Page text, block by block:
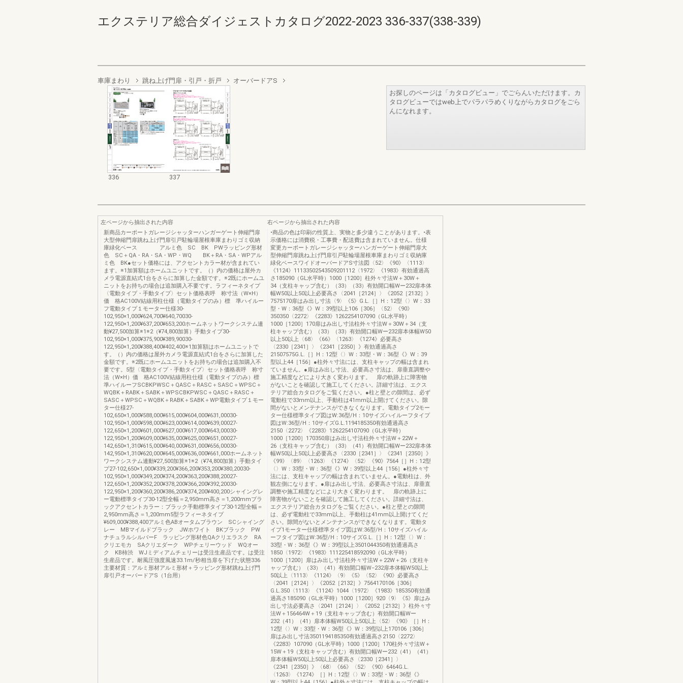
エクステリア総合ダイジェストカタログ2022-2023 336-337(338-339)
車庫まわり 跳ね上げ門扉・引戸・折戸 オーバードアS
336 337
お探しのページは「カタログビュー」でごらんいただけます。カ
タログビューではweb上でパラパラめくりながらカタログをごら
んになれます。
左ページから抽出された内容
新商品カーポートガレージシャッターハンガーゲート伸縮門扉
大型伸縮門扉跳ね上げ門扉引戸駐輪場屋根車庫まわりゴミ収納
庫緑化ベース アルミ色 SC BK PWラッピング形材
色 SC＋QA・RA・SA・WP・WQ BK＋RA・SA・WPアル
ミ色 BK●セット価格には、アクセントカラー材が含まれてい
ます。※1加算額はホームユニットです。（）内の価格は屋外カ
メラ電源直結式1台をさらに加算した金額です。※2既にホームユ
ニットをお持ちの場合は追加購入不要です。ラフィーネタイプ
〈電動タイプ・手動タイプ〉セット価格表呼 称寸法（W×H）
価 格AC100V結線用柱仕様（電動タイプのみ）標 準ハイルー
フ電動タイプ１モーター仕様30-
102,950×1,000¥624,700¥640,70030-
122,950×1,200¥637,200¥653,200ホームネットワークシステム連
動¥27,500加算※1※2（¥74,800加算）手動タイプ30-
102,950×1,000¥375,900¥389,90030-
122,950×1,200¥388,400¥402,400※1加算額はホームユニットで
す。（）内の価格は屋外カメラ電源直結式1台をさらに加算した
金額です。※2既にホームユニットをお持ちの場合は追加購入不
要です。5型〈電動タイプ・手動タイプ〉セット価格表呼 称寸
法（W×H）価 格AC100V結線用柱仕様（電動タイプのみ）標
準ハイルーフSCBKPWSC＋QASC＋RASC＋SASC＋WPSC＋
WQBK＋RABK＋SABK＋WPSCBKPWSC＋QASC＋RASC＋
SASC＋WPSC＋WQBK＋RABK＋SABK＋WP電動タイプ１モー
ター仕様27-
102,650×1,000¥588,000¥615,000¥604,000¥631,00030-
102,950×1,000¥598,000¥623,000¥614,000¥639,00027-
122,650×1,200¥601,000¥627,000¥617,000¥643,00030-
122,950×1,200¥609,000¥635,000¥625,000¥651,00027-
142,650×1,310¥615,000¥640,000¥631,000¥656,00030-
142,950×1,310¥620,000¥645,000¥636,000¥661,000ホームネット
ワークシステム連動¥27,500加算※1※2（¥74,800加算）手動タイ
プ27-102,650×1,000¥339,200¥366,200¥353,200¥380,20030-
102,950×1,000¥349,200¥374,200¥363,200¥388,20027-
122,650×1,200¥352,200¥378,200¥366,200¥392,20030-
122,950×1,200¥360,200¥386,200¥374,200¥400,200シャイングレ
ー電動標準タイプ30-12型全幅＝2,950mm高さ＝1,200mmブラ
ックアクセントカラー：ブラック手動標準タイプ30-12型全幅＝
2,950mm高さ＝1,200mm5型ラフィーネタイプ
¥609,000¥388,400アルミ色ABオータムブラウン SCシャイング
レー MBマイルドブラック JWホワイト BKブラック PW
ナチュラルシルバーF ラッピング形材色QAクリエラスク RA
クリエモカ SAクリエダーク WPチェリーウッド WQオー
ク KB柿渋 WJミディアムチェリーは受注生産品です。は受注
生産品です。耐風圧強度風速33.1m/秒相当扉を下げた状態336
主要材質：アルミ形材アルミ形材＋ラッピング形材跳ね上げ門
扉引戸オーバードアS（1台用）
右ページから抽出された内容
•商品の色は印刷の性質上、実物と多少違うことがあります。•表
示価格には消費税・工事費・配送費は含まれていません。仕様
変更カーポートガレージシャッターハンガーゲート伸縮門扉大
型伸縮門扉跳ね上げ門扉引戸駐輪場屋根車庫まわりゴミ収納庫
緑化ベースワイドオーバードアS寸法図〈52〉《90》〈1113〉
《1124》11133502543509201112〈1972〉《1983》有効通過高
さ185090（GL水平時）1000［1200］柱外々寸法W＋30W＋
34（支柱キャップ含む）（33）（33）有効開口幅Wー232扉本体
幅W50以上50以上必要高さ〈2041［2124］〉《2052［2132］》
7575170扉はみ出し寸法〈9〉《5》G.L.［］H：12型〈〉W：33
型・W：36型《》W：39型以上106［306］〈52〉《90》
350350〈2272〉《2283》1262254107090（GL水平時）
1000［1200］170扉はみ出し寸法柱外々寸法W＋30W＋34（支
柱キャップ含む）（33）（33）有効開口幅Wー232扉本体幅W50
以上50以上〈68〉《66》〈1263〉《1274》必要高さ
〈2330［2341］〉《2341［2350］》有効通過高さ
21507575G.L.［］H：12型〈〉W：33型・W：36型《》W：39
型以上44［156］●柱外々寸法には、支柱キャップの幅は含まれ
ていません。●扉はみ出し寸法、必要高さ寸法は、扉垂直調整や
施工精度などにより大きく変わります。 扉の軌跡上に障害物
がないことを確認して施工してください。詳細寸法は、エクス
テリア総合カタログをご覧ください。●柱と壁との隙間は、必ず
電動柱で33mm以上、手動柱は41mm以上開けてください。隙
間がないとメンテナンスができなくなります。電動タイプ2モー
ター仕様標準タイプ図はW:36型/H：10サイズハイルーフタイプ
図はW:36型/H：10サイズG.L.1194185350有効通過高さ
2150〈2272〉《2283》1262254107090（GL水平時）
1000［1200］170350扉はみ出し寸法柱外々寸法W＋22W＋
26（支柱キャップ含む）（33）（41）有効開口幅Wー232扉本体
幅W50以上50以上必要高さ〈2330［2341］〉《2341［2350］》
《99》〈89〉〈1263〉《1274》〈52〉《90》7564［］H：12型
〈〉W：33型・W：36型《》W：39型以上44［156］●柱外々寸
法には、支柱キャップの幅は含まれていません。●電動柱は、外
観左側になります。●扉はみ出し寸法、必要高さ寸法は、扉垂直
調整や施工精度などにより大きく変わります。 扉の軌跡上に
障害物がないことを確認して施工してください。詳細寸法は、
エクステリア総合カタログをご覧ください。●柱と壁との隙間
は、必ず電動柱で33mm以上、手動柱は41mm以上開けてくだ
さい。隙間がないとメンテナンスができなくなります。電動タ
イプ1モーター仕様標準タイプ図はW:36型/H：10サイズハイル
ーフタイプ図はW:36型/H：10サイズG.L.［］H：12型〈〉W：
33型・W：36型《》W：39型以上3501044350有効通過高さ
1850〈1972〉《1983》111225418592090（GL水平時）
1000［1200］扉はみ出し寸法柱外々寸法W＋22W＋26（支柱キ
ャップ含む）（33）（41）有効開口幅W−232扉本体幅W50以上
50以上〈1113〉《1124》〈9〉《5》〈52〉《90》必要高さ
〈2041［2124］〉《2052［2132］》7564170106［306］
G.L.350〈1113〉《1124》1044〈1972〉《1983》185350有効通
過高さ185090（GL水平時）1000［1200］920〈9〉《5》扉はみ
出し寸法必要高さ〈2041［2124］〉《2052［2132］》柱外々寸
法W＋156464W＋19（支柱キャップ含む）有効開口幅Wー
232（41）（41）扉本体幅W50以上50以上〈52〉《90》［］H：
12型〈〉W：33型・W：36型《》W：39型以上170106［306］
扉はみ出し寸法3501194185350有効通過高さ2150〈2272〉
《2283》107090（GL水平時）1000［1200］170柱外々寸法W＋
15W＋19（支柱キャップ含む）有効開口幅Wー232（41）（41）
扉本体幅W50以上50以上必要高さ〈2330［2341］〉
《2341［2350］》〈68〉《66》〈52〉《90》6464G.L.
〈1263〉《1274》［］H：12型〈〉W：33型・W：36型《》